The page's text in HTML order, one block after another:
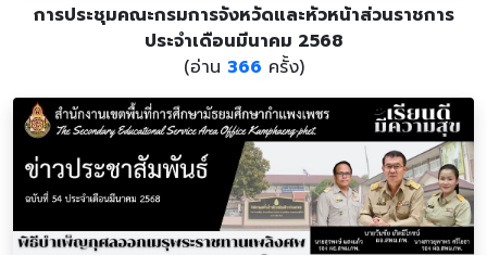
การประชุมคณะกรมการจังหวัดและหัวหน้าส่วนราชการ
ประจำเดือนมีนาคม 2568
(อ่าน 366 ครั้ง)